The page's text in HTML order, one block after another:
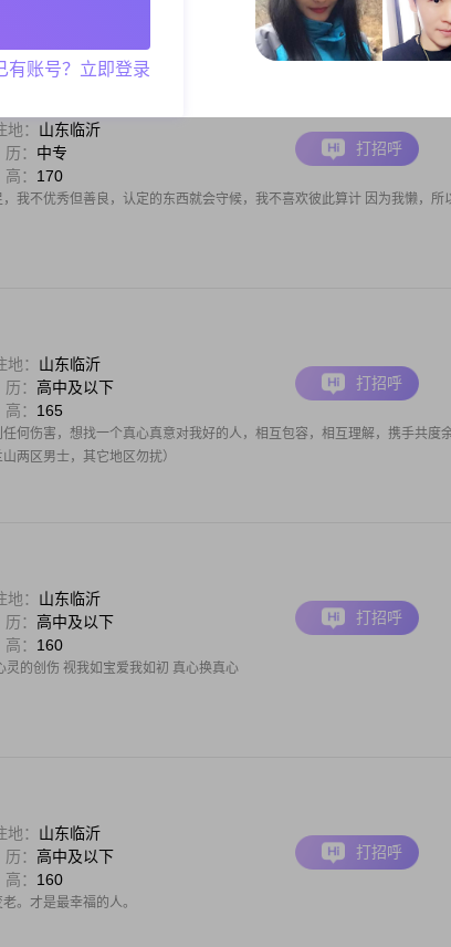
地： 山东临沂
： 中专
： 170
我不优秀但善良，认定的东西就会守候，我不喜欢彼此算计 因为我懒，所
打招呼
地： 山东临沂
： 高中及以下
： 165
何伤害，想找一个真心真意对我好的人，相互包容，相互理解，携手共度
两区男士，其它地区勿扰）
打招呼
地： 山东临沂
： 高中及以下
： 160
的创伤 视我如宝爱我如初 真心换真心
打招呼
地： 山东临沂
： 高中及以下
： 160
。才是最幸福的人。
打招呼
有账号？立即登录